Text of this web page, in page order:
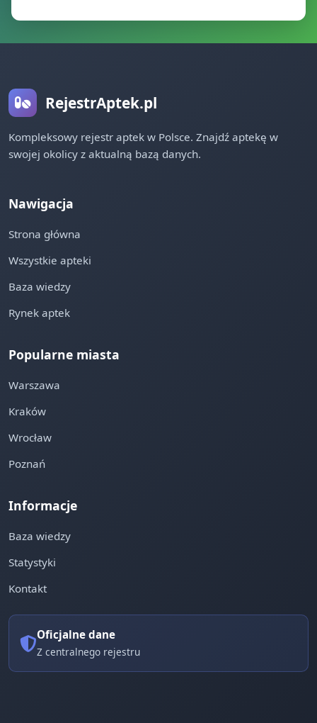
RejestrAptek.pl
Kompleksowy rejestr aptek w Polsce. Znajdź aptekę w
swojej okolicy z aktualną bazą danych.
Nawigacja
Strona główna
Wszystkie apteki
Baza wiedzy
Rynek aptek
Popularne miasta
Warszawa
Kraków
Wrocław
Poznań
Informacje
Baza wiedzy
Statystyki
Kontakt
Oficjalne dane
Z centralnego rejestru